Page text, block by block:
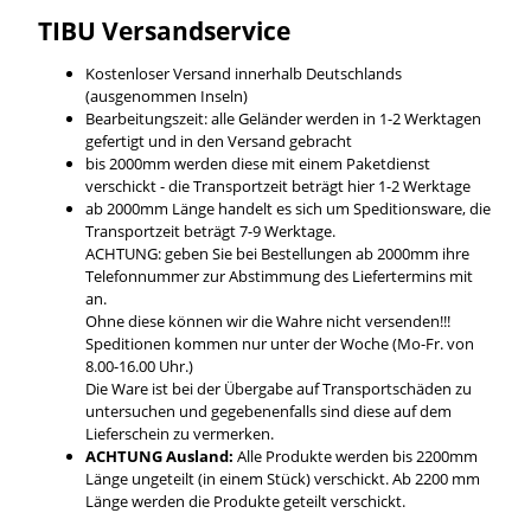
TIBU Versandservice
Kostenloser Versand innerhalb Deutschlands
(ausgenommen Inseln)
Bearbeitungszeit: alle Geländer werden in 1-2 Werktagen
gefertigt und in den Versand gebracht
bis 2000mm werden diese mit einem Paketdienst
verschickt - die Transportzeit beträgt hier 1-2 Werktage
ab 2000mm Länge handelt es sich um Speditionsware, die
Transportzeit beträgt 7-9 Werktage.
ACHTUNG: geben Sie bei Bestellungen ab 2000mm ihre
Telefonnummer zur Abstimmung des Liefertermins mit
an.
Ohne diese können wir die Wahre nicht versenden!!!
Speditionen kommen nur unter der Woche (Mo-Fr. von
8.00-16.00 Uhr.)
Die Ware ist bei der Übergabe auf Transportschäden zu
untersuchen und gegebenenfalls sind diese auf dem
Lieferschein zu vermerken.
ACHTUNG Ausland: Alle Produkte werden bis 2200mm
Länge ungeteilt (in einem Stück) verschickt. Ab 2200 mm
Länge werden die Produkte geteilt verschickt.